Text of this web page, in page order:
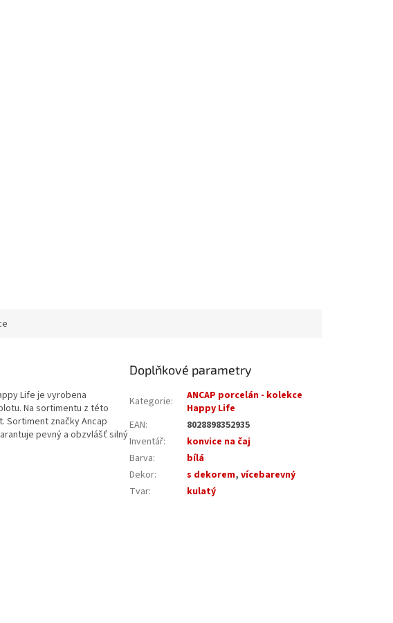
Life je vyrobena
Na sortimentu z této
Sortiment značky Ancap
pevný a obzvlášť silný
Doplňkové parametry
Kategorie:
ANCAP porcelán - kolekce
Happy Life
EAN:
8028898352935
Inventář:
konvice na čaj
Barva:
bílá
Dekor: s dekorem,vícebarevný
Tvar: kulatý